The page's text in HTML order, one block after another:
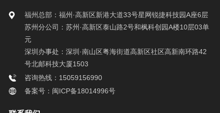
福州总部：福州·高新区新港大道33号星网锐捷科技园A座6层
苏州分公司：苏州·高新区泰山路2号和枫科创园A楼10层03单
元
深圳办事处：深圳·南山区粤海街道高新区社区高新南环路42
号北邮科技大厦1503
咨询热线：15059156990
备案号：闽ICP备18014996号